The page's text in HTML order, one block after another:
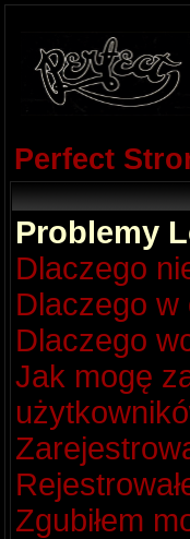
Perfect
Problemy
Dlaczego
Dlaczego
Dlaczego
Jak mogę
Zgubiłem